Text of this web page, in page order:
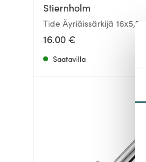
Stiernholm
Tide Äyriäissärkijä 16x5,5
16.00 €
Saatavilla